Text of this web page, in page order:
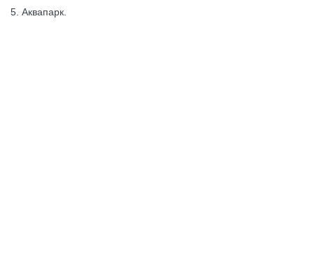
5. Аквапарк.